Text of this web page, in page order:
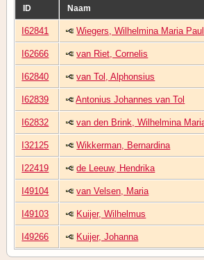
ID Naam
I62841 Wiegers, Wilhelmina Maria
I62666 van Riet, Cornelis
I62840 van Tol, Alphonsius
I62839 Antonius Johannes van Tol
I62832 van den Brink, Wilhelmina
I32125 Wikkerman, Bernardina
I22419 de Leeuw, Hendrika
I49104 van Velsen, Maria
I49103 Kuijer, Wilhelmus
I49266 Kuijer, Johanna